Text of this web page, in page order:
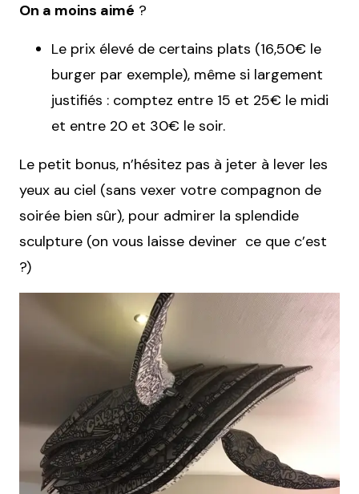
On a moins aimé ?
Le prix élevé de certains plats (16,50€ le
burger par exemple), même si largement
justifiés : comptez entre 15 et 25€ le midi
et entre 20 et 30€ le soir.
Le petit bonus, n’hésitez pas à jeter à lever les
yeux au ciel (sans vexer votre compagnon de
soirée bien sûr), pour admirer la splendide
sculpture (on vous laisse deviner ce que c’est
?)